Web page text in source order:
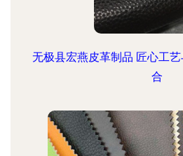
无极县宏燕皮革制品 匠心工
合